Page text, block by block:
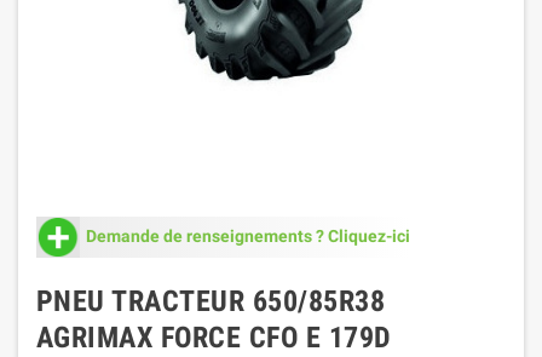
Demande de renseignements ? Cliquez-ici
PNEU TRACTEUR 650/85R38
AGRIMAX FORCE CFO E 179D